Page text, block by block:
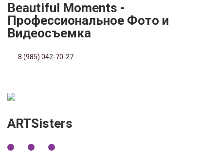
Beautiful Moments -
Профессиональное Фото и
Видеосъемка
8 (985) 042-70-27
ARTSisters